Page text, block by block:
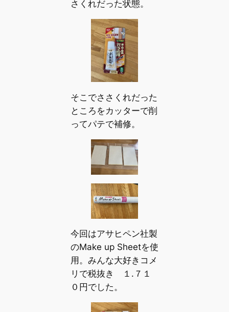
さくれだった状態。
そこでささくれだった
ところをカッターで削
ってパテで補修。
今回はアサヒペン社製
のMake up Sheetを使
用。みんな大好きコメ
リで税抜き １.７１
０円でした。